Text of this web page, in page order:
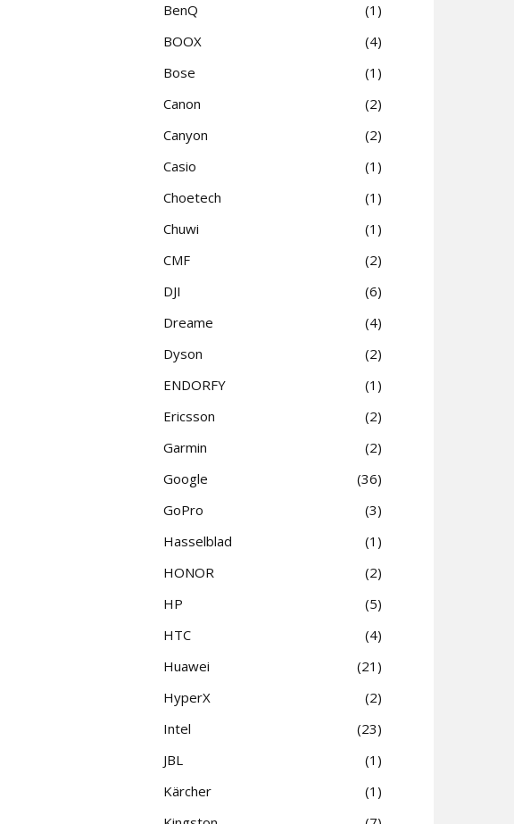
BenQ
1
BOOX
4
Bose
1
Canon
2
Canyon
2
Casio
1
Choetech
1
Chuwi
1
CMF
2
DJI
6
Dreame
4
Dyson
2
ENDORFY
1
Ericsson
2
Garmin
2
Google
36
GoPro
3
Hasselblad
1
HONOR
2
HP
5
HTC
4
Huawei
21
HyperX
2
Intel
23
JBL
1
Kärcher
1